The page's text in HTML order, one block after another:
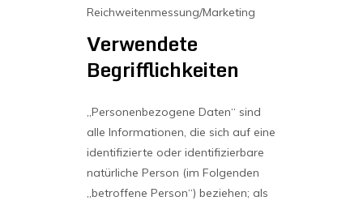
Reichweitenmessung/Marketing
Verwendete
Begrifflichkeiten
„Personenbezogene Daten“ sind
alle Informationen, die sich auf eine
identifizierte oder identifizierbare
natürliche Person (im Folgenden
„betroffene Person“) beziehen; als